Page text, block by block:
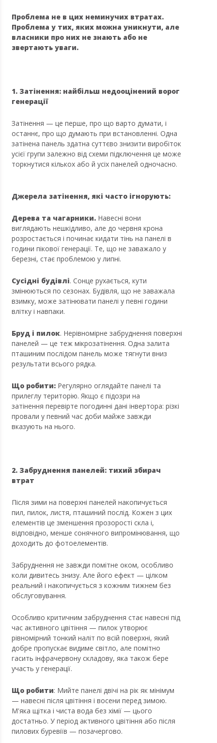
Проблема не в цих неминучих втратах.
Проблема у тих, яких можна уникнути, але
власники про них не знають або не
звертають уваги.
1. Затінення: найбільш недооцінений ворог
генерації
Затінення — це перше, про що варто думати, і
останнє, про що думають при встановленні. Одна
затінена панель здатна суттєво знизити виробіток
усієї групи залежно від схеми підключення це може
торкнутися кількох або й усіх панелей одночасно.
Джерела затінення, які часто ігнорують:
Дерева та чагарники. Навесні вони
виглядають нешкідливо, але до червня крона
розростається і починає кидати тінь на панелі в
години пікової генерації. Те, що не заважало у
березні, стає проблемою у липні.
Сусідні будівлі. Сонце рухається, кути
змінюються по сезонах. Будівля, що не заважала
взимку, може затінювати панелі у певні години
влітку і навпаки.
Бруд і пилок. Нерівномірне забруднення поверхні
панелей — це теж мікрозатінення. Одна залита
пташиним послідом панель може тягнути вниз
результати всього рядка.
Що робити: Регулярно оглядайте панелі та
прилеглу територію. Якщо є підозри на
затінення перевірте погодинні дані інвертора: різкі
провали у певний час доби майже завжди
вказують на нього.
2. Забруднення панелей: тихий збирач
втрат
Після зими на поверхні панелей накопичується
пил, пилок, листя, пташиний послід. Кожен з цих
елементів це зменшення прозорості скла і,
відповідно, менше сонячного випромінювання, що
доходить до фотоелементів.
Забруднення не завжди помітне оком, особливо
коли дивитесь знизу. Але його ефект — цілком
реальний і накопичується з кожним тижнем без
обслуговування.
Особливо критичним забруднення стає навесні під
час активного цвітіння — пилок утворює
рівномірний тонкий наліт по всій поверхні, який
добре пропускає видиме світло, але помітно
гасить інфрачервону складову, яка також бере
участь у генерації.
Що робити: Мийте панелі двічі на рік як мінімум
— навесні після цвітіння і восени перед зимою.
М'яка щітка і чиста вода без хімії — цього
достатньо. У період активного цвітіння або після
пилових буревіїв — позачергово.